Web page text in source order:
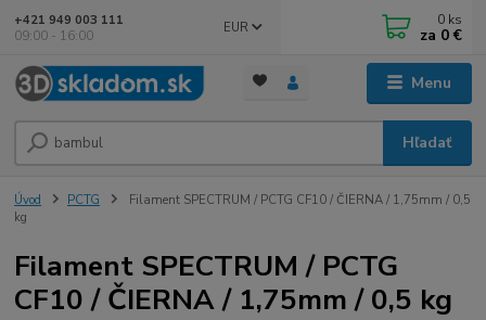
Menu
EUR
Hľadať
+421 949 003 111
09:00 - 16:00
0 ks
za 0 €
Úvod PCTG
Filament SPECTRUM / PCTG CF10 / ČIERNA / 1,75mm / 0,5
kg
Filament SPECTRUM / PCTG
CF10 / ČIERNA / 1,75mm / 0,5 kg